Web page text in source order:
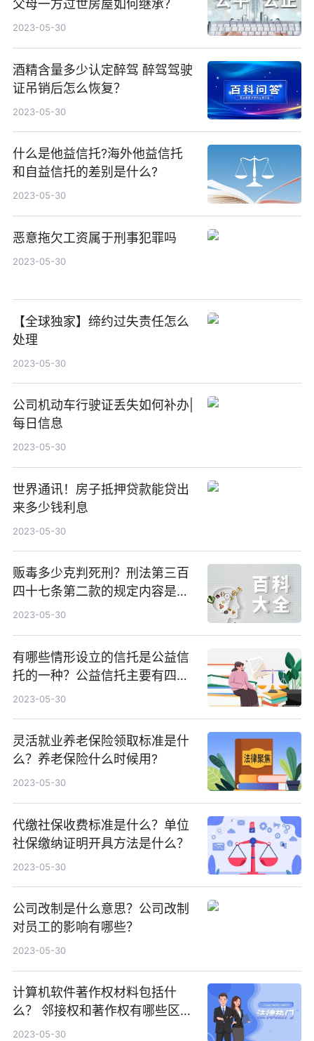
父母一方过世房屋如何继承？
2023-05-30
酒精含量多少认定醉驾 醉驾驾驶
证吊销后怎么恢复？
2023-05-30
什么是他益信托?海外他益信托
和自益信托的差别是什么?
2023-05-30
恶意拖欠工资属于刑事犯罪吗
2023-05-30
【全球独家】缔约过失责任怎么
处理
2023-05-30
公司机动车行驶证丢失如何补办|
每日信息
2023-05-30
世界通讯！房子抵押贷款能贷出
来多少钱利息
2023-05-30
贩毒多少克判死刑？刑法第三百
四十七条第二款的规定内容是什
么？
2023-05-30
有哪些情形设立的信托是公益信
托的一种？公益信托主要有四种
类型？
2023-05-30
灵活就业养老保险领取标准是什
么？养老保险什么时候用?
2023-05-30
代缴社保收费标准是什么？单位
社保缴纳证明开具方法是什么？
2023-05-30
公司改制是什么意思？公司改制
对员工的影响有哪些？
2023-05-30
计算机软件著作权材料包括什
么？ 邻接权和著作权有哪些区
别？
2023-05-30